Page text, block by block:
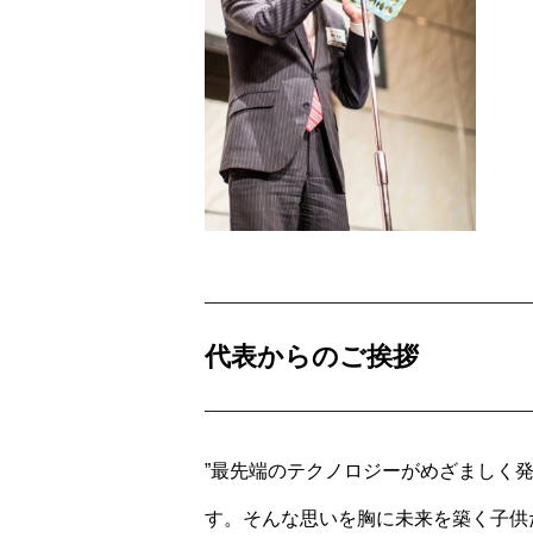
代表からのご挨拶
”最先端のテクノロジーがめざましく
す。そんな思いを胸に未来を築く子